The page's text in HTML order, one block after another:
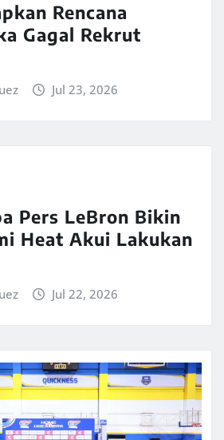
Rencana
Gagal Rekrut
Jul 23, 2026
Pers LeBron Bikin
Heat Akui Lakukan
Jul 22, 2026